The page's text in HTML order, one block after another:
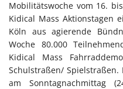
Mobilitätswoche vom 16.
Kidical Mass Aktionstagen
Köln aus agierende
Woche 80.000
Kidical Mass
Schulstraßen/
am Sonntagnachmittag